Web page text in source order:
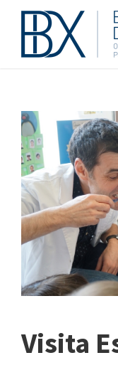
Visita